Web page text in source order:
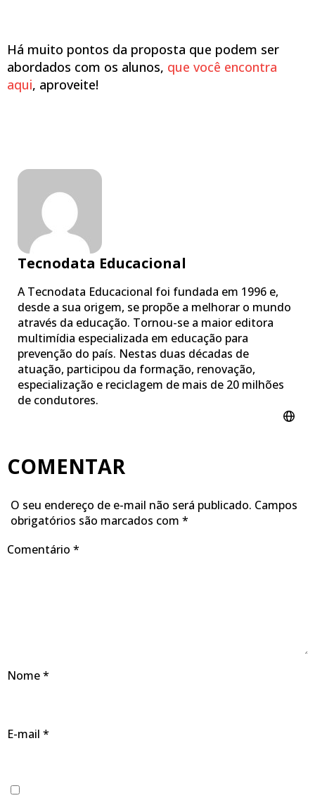
Há muito pontos da proposta que podem ser
abordados com os alunos, que você encontra
aqui, aproveite!
Tecnodata Educacional
A Tecnodata Educacional foi fundada em 1996 e,
desde a sua origem, se propõe a melhorar o mundo
através da educação. Tornou-se a maior editora
multimídia especializada em educação para
prevenção do país. Nestas duas décadas de
atuação, participou da formação, renovação,
especialização e reciclagem de mais de 20 milhões
de condutores.
COMENTAR
O seu endereço de e-mail não será publicado. Campos
obrigatórios são marcados com *
Comentário *
Nome*
E-mail *